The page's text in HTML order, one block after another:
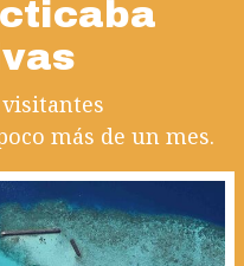
más de un mes.